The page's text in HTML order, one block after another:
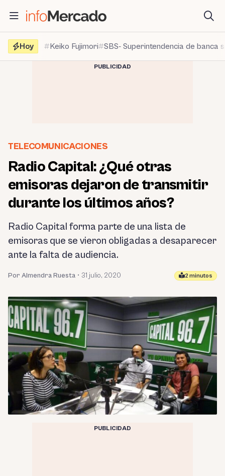
contenido
Hoy
Keiko Fujimori SBS- Superintendencia de banca
PUBLICIDAD
TELECOMUNICACIONES
Radio Capital: ¿Qué otras
emisoras dejaron de transmitir
durante los últimos años?
Radio Capital forma parte de una lista de
emisoras que se vieron obligadas a desaparecer
ante la falta de audiencia.
Por Almendra Ruesta • 31 julio, 2020 2 minutos
PUBLICIDAD